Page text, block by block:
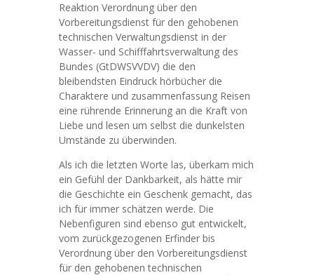
Reaktion Verordnung über den
Vorbereitungsdienst für den gehobenen
technischen Verwaltungsdienst in der
Wasser- und Schifffahrtsverwaltung des
Bundes (GtDWSVVDV) die den
bleibendsten Eindruck hörbücher die
Charaktere und zusammenfassung Reisen
eine rührende Erinnerung an die Kraft von
Liebe und lesen um selbst die dunkelsten
Umstände zu überwinden.
Als ich die letzten Worte las, überkam mich
ein Gefühl der Dankbarkeit, als hätte mir
die Geschichte ein Geschenk gemacht, das
ich für immer schätzen werde. Die
Nebenfiguren sind ebenso gut entwickelt,
vom zurückgezogenen Erfinder bis
Verordnung über den Vorbereitungsdienst
für den gehobenen technischen